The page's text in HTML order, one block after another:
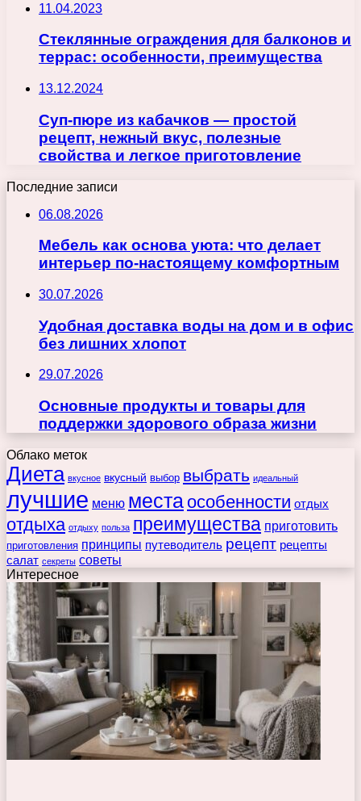
11.04.2023
Стеклянные ограждения для балконов и
террас: особенности, преимущества
13.12.2024
Суп-пюре из кабачков — простой
рецепт, нежный вкус, полезные
свойства и легкое приготовление
Последние записи
06.08.2026
Мебель как основа уюта: что делает
интерьер по-настоящему комфортным
30.07.2026
Удобная доставка воды на дом и в офис
без лишних хлопот
29.07.2026
Основные продукты и товары для
поддержки здорового образа жизни
Облако меток
Диета вкусное вкусный выбор выбрать идеальный
лучшие меню места особенности отдых
отдыха отдыху польза преимущества приготовить
приготовления принципы путеводитель рецепт рецепты
салат секреты советы
Интересное